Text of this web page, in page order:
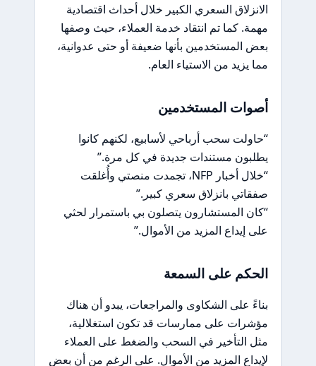
الانزلاق السعري الكبير خلال أحداث اقتصادية
مهمة. كما تم انتقاد خدمة العملاء، حيث وصفها
بعض المستخدمين بأنها ضعيفة أو حتى عدوانية،
مما يزيد من الاستياء العام.
أصوات المستخدمين
“حاولت سحب أرباحي لأسابيع، لكنهم كانوا
يطلبون مستندات جديدة في كل مرة.”
“خلال أخبار NFP، تجمدت منصتي وأُغلقت
صفقاتي بانزلاق سعري كبير.”
“كان المستشارون يتصلون بي باستمرار لحثي
على إيداع المزيد من الأموال.”
الحكم على السمعة
بناءً على الشكاوى والمراجعات، يبدو أن هناك
مؤشرات على ممارسات قد تكون استغلالية،
مثل التأخير في السحب والضغط على العملاء
لإيداع المزيد من الأموال. على الرغم من أن بعض